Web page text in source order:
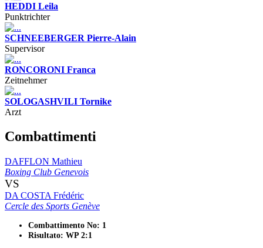
HEDDI Leila
Punktrichter
SCHNEEBERGER Pierre-Alain
Supervisor
RONCORONI Franca
Zeitnehmer
SOLOGASHVILI Tornike
Arzt
Combattimenti
DAFFLON Mathieu
Boxing Club Genevois
VS
DA COSTA Frédéric
Cercle des Sports Genève
Combattimento No: 1
Risultato: WP 2:1